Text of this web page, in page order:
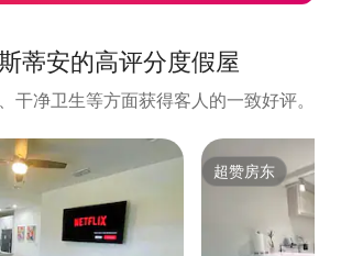
蒂安的高评分度假屋
干净卫生等方面获得客人的一致好评。
超赞房东
超赞房东